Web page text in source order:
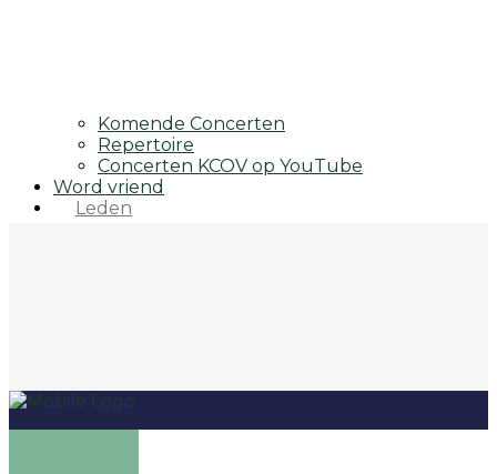
Komende Concerten
Repertoire
Concerten KCOV op YouTube
Word vriend
Leden